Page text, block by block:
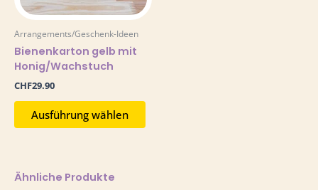
Arrangements/Geschenk-Ideen
Bienenkarton gelb mit
Honig/Wachstuch
CHF29.90
Ausführung wählen
können
Ähnliche Produkte